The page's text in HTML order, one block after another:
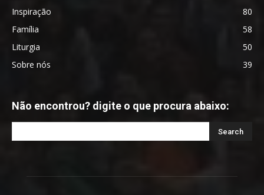
Inspiração
80
Família
58
Liturgia
50
Sobre nós
39
Não encontrou? digite o que procura abaixo: